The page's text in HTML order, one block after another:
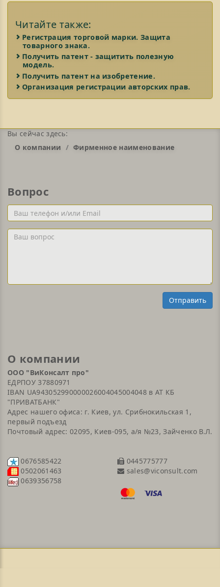
Читайте также:
Регистрация торговой марки. Защита
товарного знака.
Получить патент - защитить полезную
модель.
Получить патент на изобpетение.
Организация регистрации авторских прав.
Вы сейчас здесь:
О компании
Фирменное наименование
Вопрос
Ваш
телефон
и/
или
Ваш
Отправить
О компании
ООО "ВиКонсалт про"
ЕДРПОУ 37880971
IBAN UA943052990000026004045004048 в АТ КБ
"ПРИВАТБАНК"
Адрес нашего офиса: г. Киев, ул. Срибнокильская 1,
первый подъезд
Почтовый адрес: 02095, Киев-095, а/я №23, Зайченко В.Л.
0676585422
0502061463
0639356758
0445775777
sales@viconsult.com